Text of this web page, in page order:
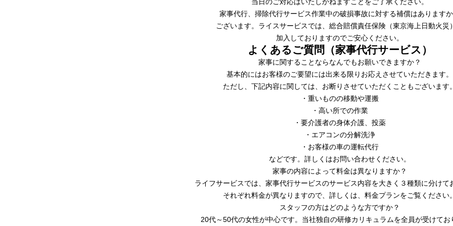
家事代行、掃除代行サービス作業中の破損事故に対する補償はありますか
ございます。ライスサービスでは、総合賠償責任保険（東京海上日動火災
加入しておりますのでご安心ください。
よくあるご質問 （家事代行サービス）
家事に関することならなんでもお願いできますか？
基本的にはお客様のご要望には出来る限りお応えさせていただきます。
ただし、下記内容に関しては、お断りさせていただくこともございます。
・重いものの移動や運搬
・高い所での作業
・要介護者の身体介護、投薬
・エアコンの分解洗浄
・お客様の車の運転代行
などです。詳しくはお問い合わせください。
家事の内容によって料金は異なりますか？
ライフサービスでは、家事代行サービスのサービス内容を大きく３種類に分けて
それぞれ料金が異なりますので、詳しくは、料金プランをご覧ください。
スタッフの方はどのような方ですか？
20代～50代の女性が中心です。当社独自の研修カリキュラムを全員が受けてお